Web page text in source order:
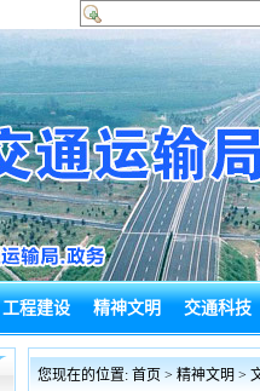
工程建设 精神文明 交通科技
综合新闻 政务信息
局长信箱
您现在的位置: 首页 > 精神文明 >